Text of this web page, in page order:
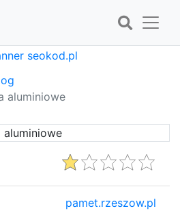
aluminiowe
pamet.rzeszow.pl